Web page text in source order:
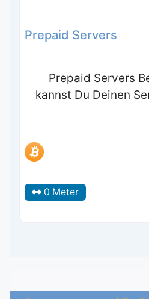
Prepaid Servers
Prepaid Servers
kannst Du Deinen
0 Meter